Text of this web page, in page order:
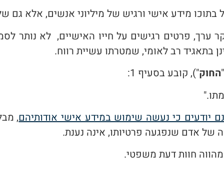
מידע אישי ורגיש של מיליוני אנשים, אלא גם
פרטים רגישים על חייו האישיים, לא נותר
בתאגיד רב לאומי, שמטרתו עשיית רווח.
החוק"), קובע בסעיף 1:
יודעים כי נעשה שימוש במידע אישי אודותיהם,
אדם שנפגעה פרטיותו, אינה נענת.
חוות דעת משפטי.